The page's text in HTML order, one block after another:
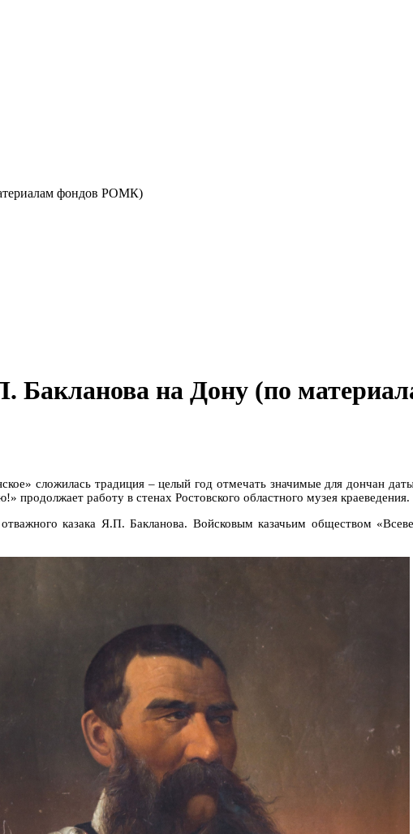
фондов РОМК)
Бакланова на Дону (по
сложилась традиция – целый год отмечать значимые для дончан
работу в стенах Ростовского областного музея краеведения.
казака Я.П. Бакланова. Войсковым казачьим обществом